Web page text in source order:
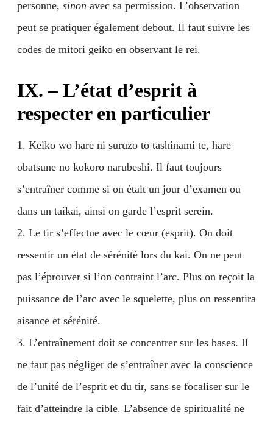
personne, sinon avec sa permission. L’observation
peut se pratiquer également debout. Il faut suivre les
codes de mitori geiko en observant le rei.
IX. – L’état d’esprit à
respecter en particulier
1. Keiko wo hare ni suruzo to tashinami te, hare
obatsune no kokoro narubeshi. Il faut toujours
s’entraîner comme si on était un jour d’examen ou
dans un taikai, ainsi on garde l’esprit serein.
2. Le tir s’effectue avec le cœur (esprit). On doit
ressentir un état de sérénité lors du kai. On ne peut
pas l’éprouver si l’on contraint l’arc. Plus on reçoit la
puissance de l’arc avec le squelette, plus on ressentira
aisance et sérénité.
3. L’entraînement doit se concentrer sur les bases. Il
ne faut pas négliger de s’entraîner avec la conscience
de l’unité de l’esprit et du tir, sans se focaliser sur le
fait d’atteindre la cible. L’absence de spiritualité ne